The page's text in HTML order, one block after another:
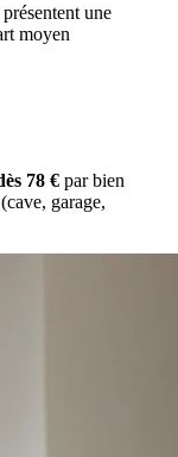
présentent une
moyen
78 € par bien
(cave, garage,